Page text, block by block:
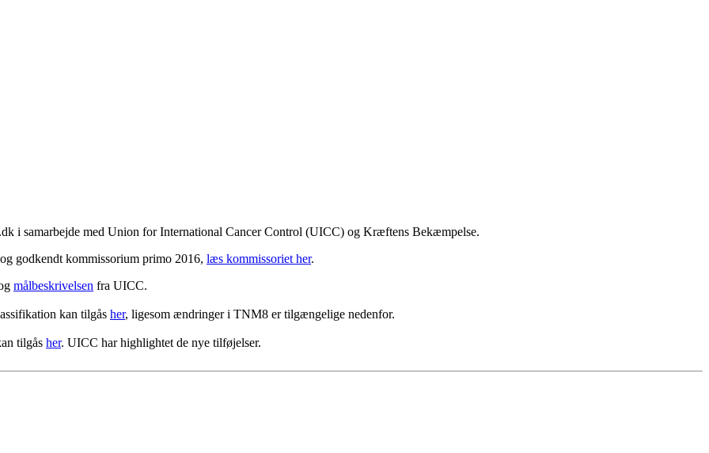
i samarbejde med Union for International Cancer Control (UICC) og Kræftens Bekæmpelse.
godkendt kommissorium primo 2016, læs kommissoriet her.
målbeskrivelsen fra UICC.
kan tilgås her, ligesom ændringer i TNM8 er tilgængelige nedenfor.
tilgås her. UICC har highlightet de nye tilføjelser.